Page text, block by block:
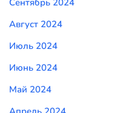
Август 2024
Июль 2024
Июнь 2024
Май 2024